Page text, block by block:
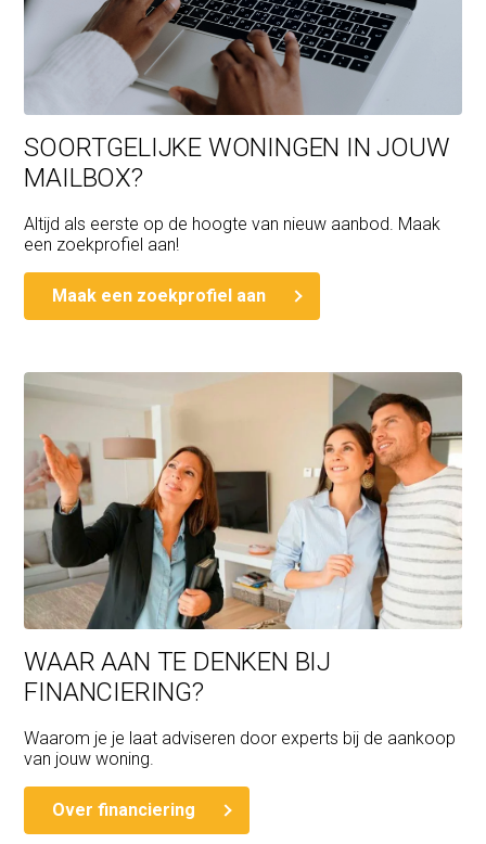
SOORTGELIJKE WONINGEN IN JOUW
MAILBOX?
Altijd als eerste op de hoogte van nieuw aanbod. Maak
een zoekprofiel aan!
Maak een zoekprofiel aan
WAAR AAN TE DENKEN BIJ
FINANCIERING?
Waarom je je laat adviseren door experts bij de aankoop
van jouw woning.
Over financiering